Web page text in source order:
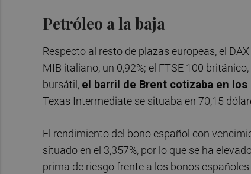
Petróleo a la baja
Respecto al resto de plazas europeas, el
MIB italiano, un 0,92%; el FTSE 100
bursátil, el barril de Brent cotizaba en
Texas Intermediate se situaba en 70,15
El rendimiento del bono español con
situado en el 3,357%, por lo que se ha
prima de riesgo frente a los bonos